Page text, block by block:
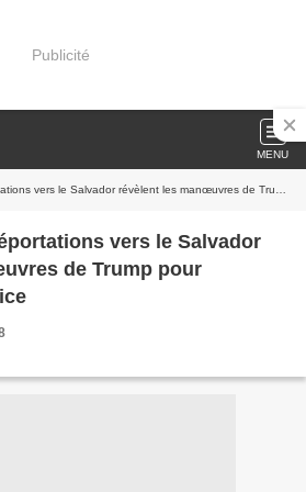
Publicité
MENU
le Salvador révèlent les manœuvres de Trump pour échapper à la justice
vers le Salvador
de Trump pour